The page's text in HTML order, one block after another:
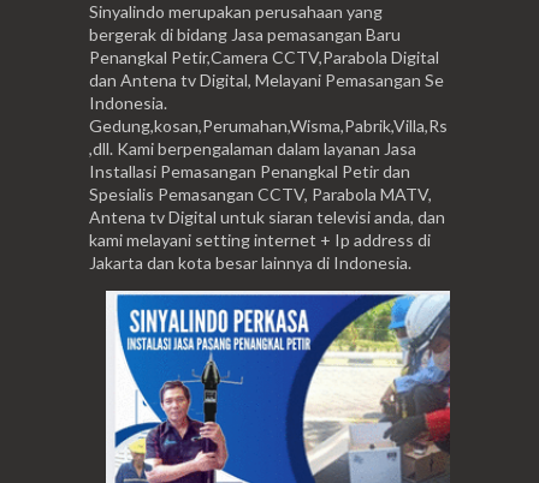
Sinyalindo merupakan perusahaan yang
bergerak di bidang Jasa pemasangan Baru
Penangkal Petir,Camera CCTV,Parabola Digital
dan Antena tv Digital, Melayani Pemasangan Se
Indonesia.
Gedung,kosan,Perumahan,Wisma,Pabrik,Villa,Rs
,dll. Kami berpengalaman dalam layanan Jasa
Installasi Pemasangan Penangkal Petir dan
Spesialis Pemasangan CCTV, Parabola MATV,
Antena tv Digital untuk siaran televisi anda, dan
kami melayani setting internet + Ip address di
Jakarta dan kota besar lainnya di Indonesia.